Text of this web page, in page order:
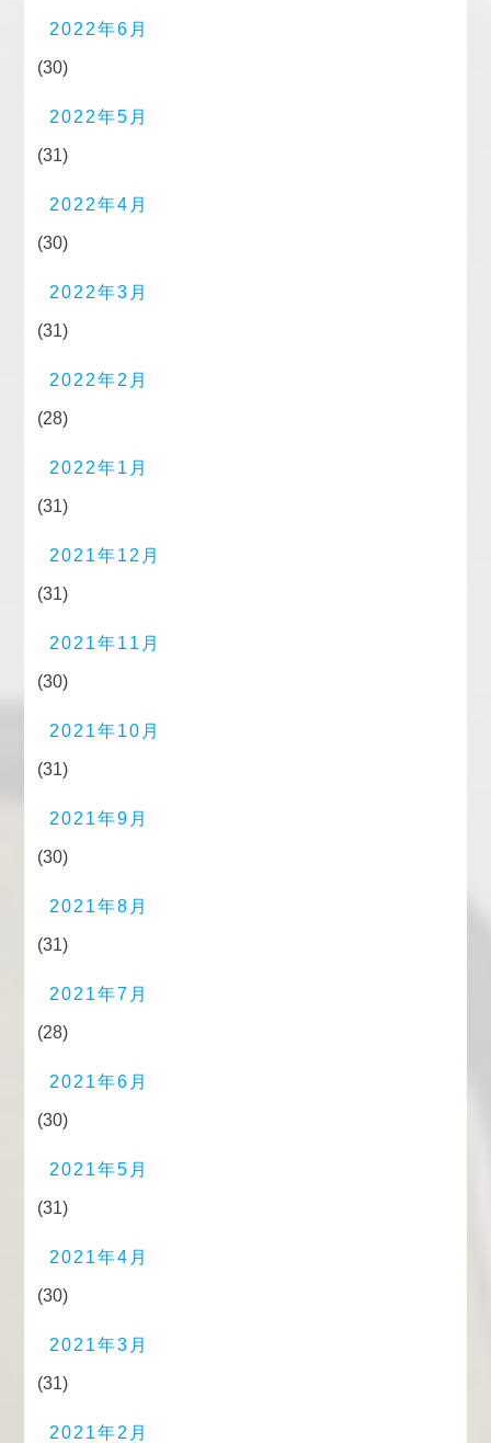
2022年6月
(30)
2022年5月
(31)
2022年4月
(30)
2022年3月
(31)
2022年2月
(28)
2022年1月
(31)
2021年12月
(31)
2021年11月
(30)
2021年10月
(31)
2021年9月
(30)
2021年8月
(31)
2021年7月
(28)
2021年6月
(30)
2021年5月
(31)
2021年4月
(30)
2021年3月
(31)
2021年2月